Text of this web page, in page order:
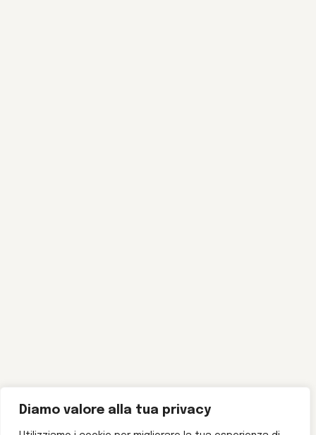
Diamo valore alla tua privacy